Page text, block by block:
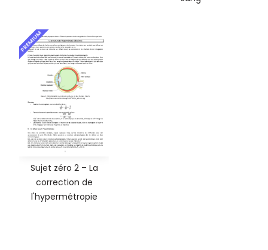
PREMIUM
Sujet zéro 2 – La
correction de
l'hypermétropie